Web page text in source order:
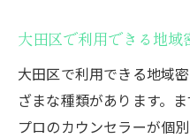
める方法
結婚相談所の役
プロのアドバイ
容
大田区で利用できる地
大田区で利用できる地域
ざまな種類があります。
プロのカウンセラーが個